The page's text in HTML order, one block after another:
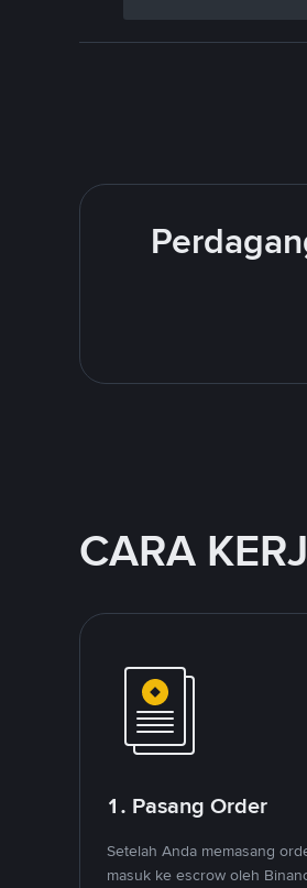
CARA
1. Pasang Order
Setelah Anda memasang
masuk ke escrow oleh